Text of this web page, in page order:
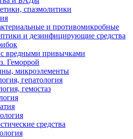
спазмолитики
и противомикробные
и дезинфицирующие средства
с вредными привычками
Геморрой
микроэлементы
гепатология
гемостаз
средства